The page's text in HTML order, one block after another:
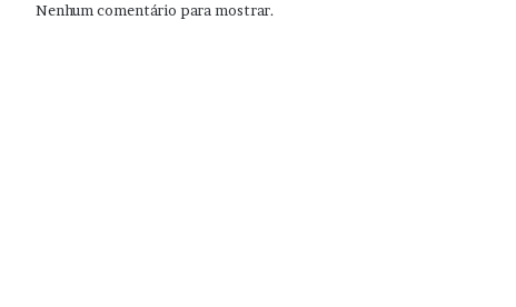
Nenhum comentário para mostrar.